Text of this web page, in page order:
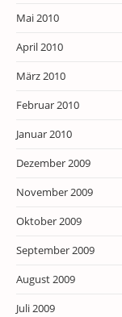
Mai 2010
April 2010
März 2010
Februar 2010
Januar 2010
Dezember 2009
November 2009
Oktober 2009
September 2009
August 2009
Juli 2009